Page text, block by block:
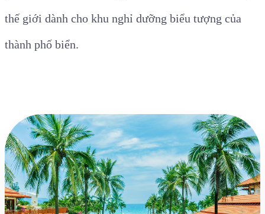
thế giới dành cho khu nghỉ dưỡng biểu tượng của
thành phố biển.